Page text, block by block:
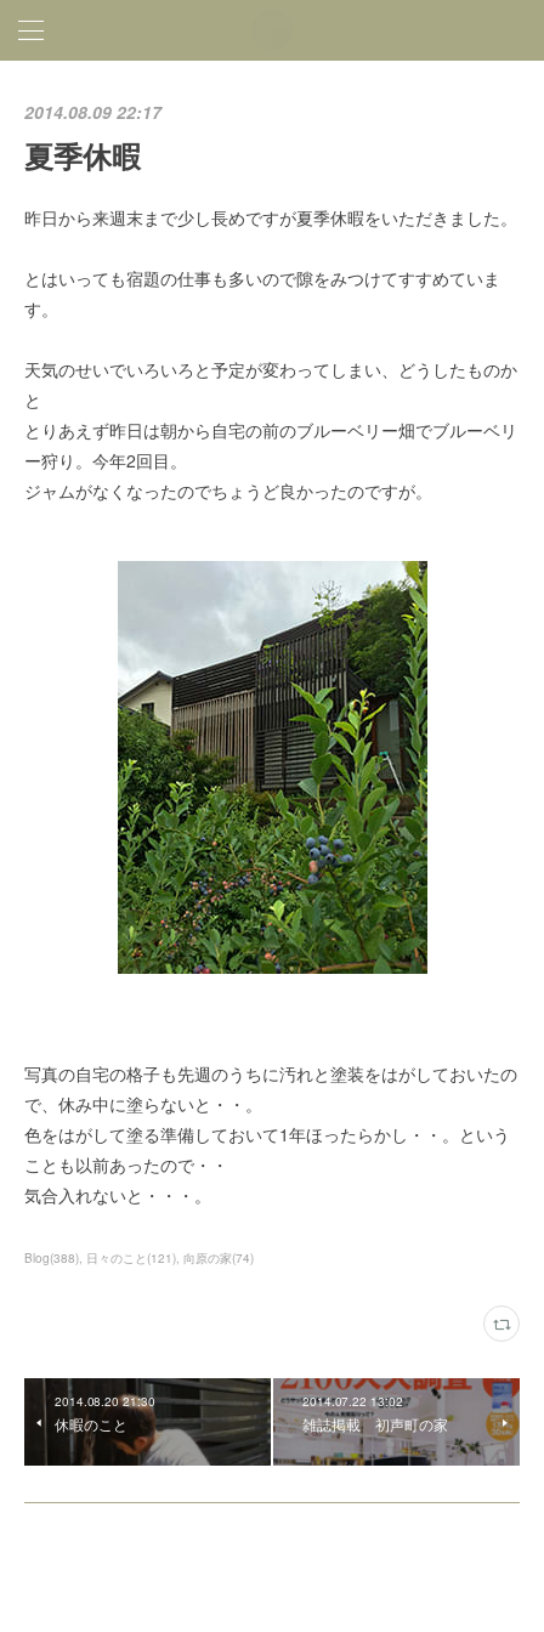
2014.08.09 22:17
夏季休暇
昨日から来週末まで少し長めですが夏季休暇をいただきました。
とはいっても宿題の仕事も多いので隙をみつけてすすめていま
す。
天気のせいでいろいろと予定が変わってしまい、どうしたものか
と
とりあえず昨日は朝から自宅の前のブルーベリー畑でブルーベリ
ー狩り。今年2回目。
ジャムがなくなったのでちょうど良かったのですが。
写真の自宅の格子も先週のうちに汚れと塗装をはがしておいたの
で、休み中に塗らないと・・。
色をはがして塗る準備しておいて1年ほったらかし・・。という
ことも以前あったので・・
気合入れないと・・・。
Blog(388) 日々のこと (121) 向原の家(74)
2014.08.20 21:30
休暇のこと
2014.07.22 13:02
雑誌掲載 初声町の家